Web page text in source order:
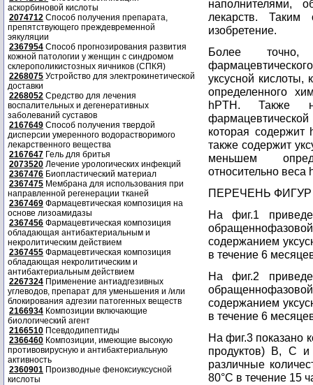
аскорбиновой кислоты
2074712 Способ получения препарата,
препятствующего преждевременной
эякуляции
2367954 Способ прогнозирования развития
кожной патологии у женщин с синдромом
склерополикистозных яичников (СПКЯ)
2268075 Устройство для электрокинетической
доставки
2268052 Средство для лечения
воспалительных и дегенеративных
заболеваний суставов
2167649 Способ получения твердой
дисперсии умеренного водорастворимого
лекарственного вещества
2167647 Гель для бритья
2073520 Лечение урологических инфекций
2367476 Биопластический материал
2367475 Мембрана для использования при
направленной регенерации тканей
2367469 Фармацевтическая композиция на
основе лизоамидазы
2367456 Фармацевтическая композиция
обладающая антибактериальным и
некролитическим действием
2367455 Фармацевтическая композиция
обладающая некролитическим и
антибактериальным действием
2267324 Применение антиадгезивных
углеводов, препарат для уменьшения и /или
блокирования адгезии патогенных веществ
2166934 Композиции включающие
биологический агент
2166510 Псевдодипептиды
2366460 Композиции, имеющие высокую
противовирусную и антибактериальную
активность
2360901 Производные феноксиуксусной
кислоты
наполнителями,
лекарств.
изобретение.
Более точно,
уксусной кислоты,
определенного
hPTH. Также
фармацевтической
которая содержит
также содержит
меньшем
относительно веса
ПЕРЕЧЕНЬ ФИГУР
На фиг.1
содержанием
в течение 6
На фиг.2
содержанием
в течение 6
На фиг.3 показано
продуктов) В, С и
различные
80°С в течение 15